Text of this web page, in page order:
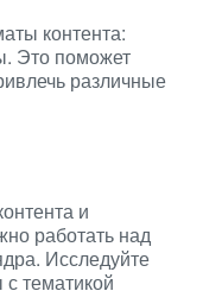
контента:
Это поможет
различные
и
работать над
Исследуйте
тематикой